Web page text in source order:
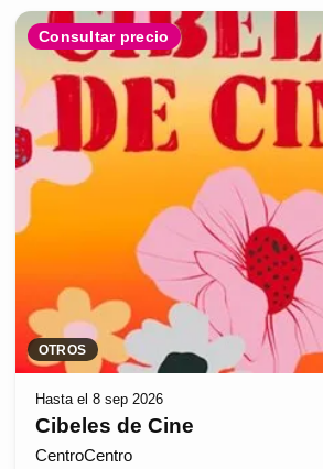
Consultar precio
OTROS
Hasta el 8 sep 2026
Cibeles de Cine
CentroCentro